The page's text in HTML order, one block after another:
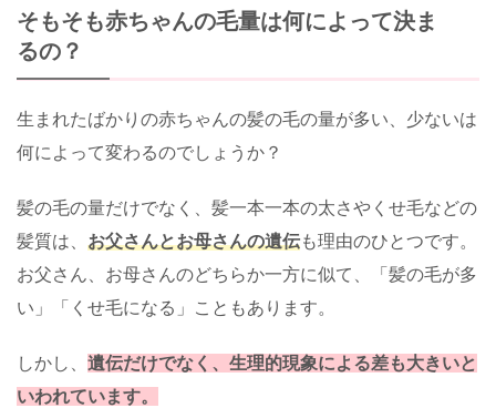
そもそも赤ちゃんの毛量は何によって決ま
るの？
生まれたばかりの赤ちゃんの髪の毛の量が多い、少ないは
何によって変わるのでしょうか？
髪の毛の量だけでなく、髪一本一本の太さやくせ毛などの
髪質は、 お父さんとお母さんの遺伝も理由のひとつです。
お父さん、お母さんのどちらか一方に似て、「髪の毛が多
い」「くせ毛になる」こともあります。
しかし、 遺伝だけでなく、生理的現象による差も大きいと
いわれています。